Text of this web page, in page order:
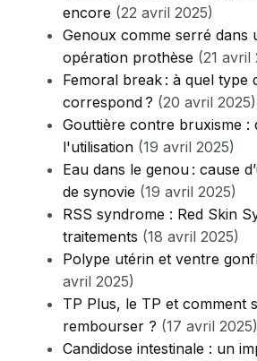
encore (22 avril 2025)
Genoux comme serré dans
opération prothèse (21 avril
Femoral break : à quel type
correspond ? (20 avril 2025)
Gouttière contre bruxisme :
l'utilisation (19 avril 2025)
Eau dans le genou : cause
de synovie (19 avril 2025)
RSS syndrome : Red Skin
traitements (18 avril 2025)
Polype utérin et ventre
avril 2025)
TP Plus, le TP et comment
rembourser ? (17 avril 2025)
Candidose intestinale : un